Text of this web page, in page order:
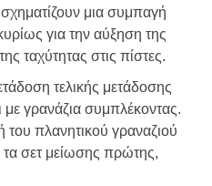
μια συμπαγή
για την αύξηση της
ταχύτητας στις πίστες.
τελικής μετάδοσης
με γρανάζια συμπλέκοντας.
πλανητικού γραναζιού
σετ μείωσης πρώτης,